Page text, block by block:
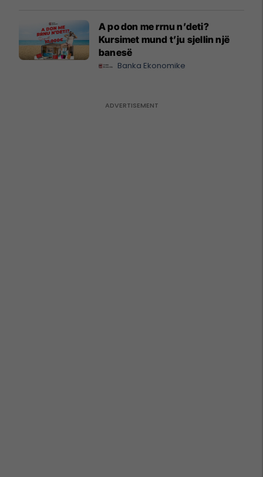
A po don me rrnu n’deti?
Kursimet mund t’ju sjellin një
banesë
Banka Ekonomike